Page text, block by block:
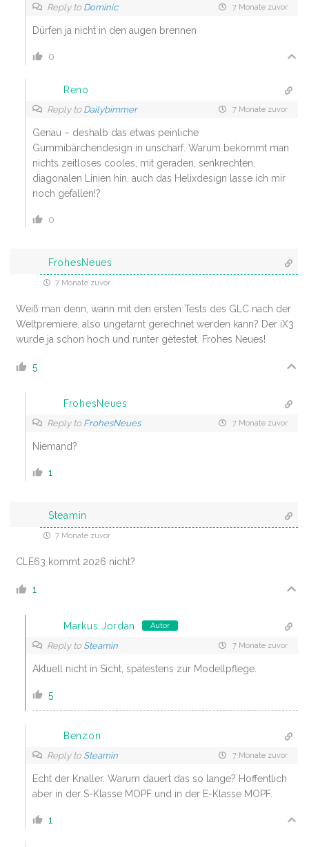
Reply to Dominic 7 Monate zuvor
Dürfen ja nicht in den augen brennen
0
Reno
Reply to Dailybimmer 7 Monate zuvor
Genau – deshalb das etwas peinliche
Gummibärchendesign in unscharf. Warum bekommt man
nichts zeitloses cooles, mit geraden, senkrechten,
diagonalen Linien hin, auch das Helixdesign lasse ich mir
noch gefallen!?
0
FrohesNeues
7 Monate zuvor
Weiß man denn, wann mit den ersten Tests des GLC nach der
Weltpremiere, also ungetarnt gerechnet werden kann? Der iX3
wurde ja schon hoch und runter getestet. Frohes Neues!
5
FrohesNeues
Reply to FrohesNeues 7 Monate zuvor
Niemand?
1
Steamin
7 Monate zuvor
CLE63 kommt 2026 nicht?
1
Markus Jordan Autor
Reply to Steamin 7 Monate zuvor
Aktuell nicht in Sicht, spätestens zur Modellpflege.
5
Benzon
Reply to Steamin 7 Monate zuvor
Echt der Knaller. Warum dauert das so lange? Hoffentlich
aber in der S-Klasse MOPF und in der E-Klasse MOPF.
1